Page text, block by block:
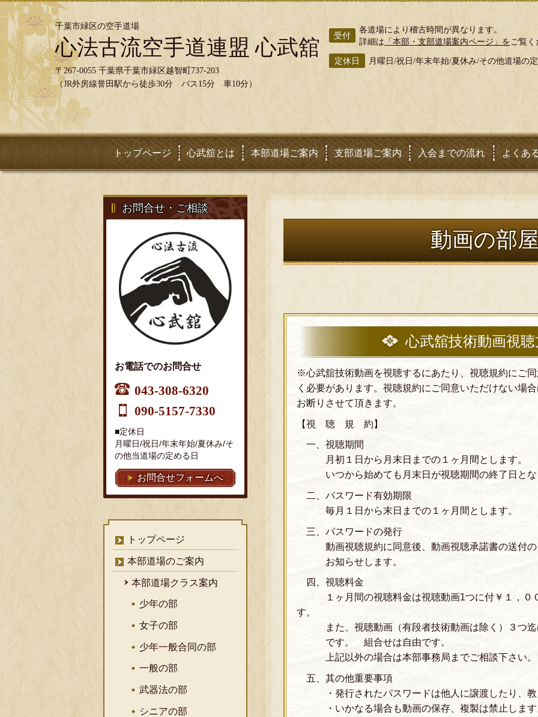
千葉市緑区の空手道場
心法古流空手道連盟 心武舘
〒267-0055 千葉県千葉市緑区越智町737-203
（JR外房線誉田駅から徒歩30分 バス15分 車10分）
受付
各道場により稽古時間が異なります。
詳細は 「本部・支部道場案内ページ 」を ご覧く
定休日 月曜日/祝日/年末年始/夏休み/その他道場の
トップページ 心武舘とは 本部道場ご案内 支部道場ご案内 入会までの流れ よくあ
動画の部
心武舘技術動画視
※心武舘技術動画を視聴するにあたり、視聴規約にご
く必要があります。視聴規約にご同意いただけない場
お断りさせて頂きます。
【視 聴 規 約】
一、視聴期間
月初１日から月末日までの１ヶ月間とします。
いつから始めても月末日が視聴期間の終了日とな
二、パスワード有効期限
毎月１日から末日までの１ヶ月間とします。
三、パスワードの発行
動画視聴規約に同意後、動画視聴承諾書の送付の
お知らせします。
四、視聴料金
１ヶ月間の視聴料金は視聴動画1つに付￥１，０
す。
また、視聴動画（有段者技術動画は除く）３つ迄
です。 組合せは自由です。
上記以外の場合は本部事務局までご相談下さい。
五、其の他重要事項
・発行されたパスワードは他人に譲渡したり、
・いかなる場合も動画の保存、複製は禁止しま
お問合せ・ご相談
お電話でのお問合せ
043-308-6320
090-5157-7330
■定休日
月曜日/祝日/年末年始/夏休み/そ
の他当道場の定める日
お問合せフォームへ
トップページ
本部道場のご案内
本部道場クラス案内
少年の部
女子の部
少年一般合同の部
一般の部
武器法の部
シニアの部